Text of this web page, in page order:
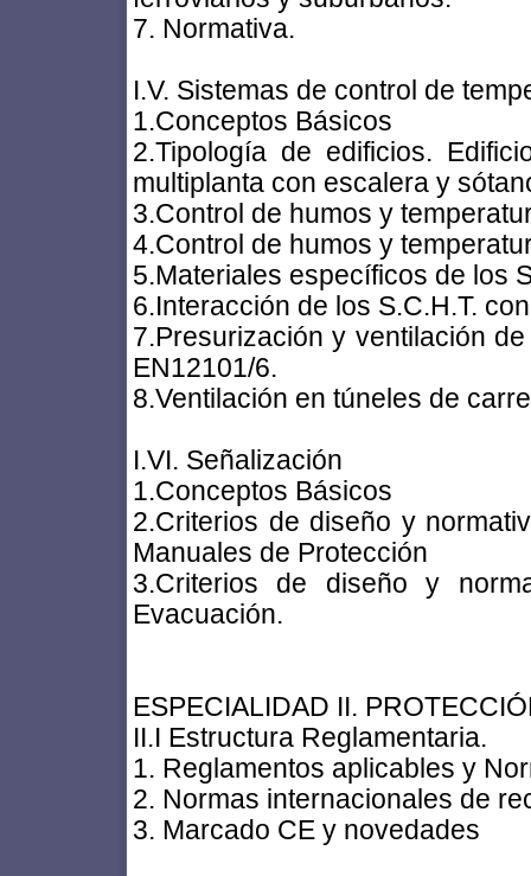
7. Normativa.
I.V. Sistemas de control de
1.Conceptos Básicos
2.Tipología de edificios.
multiplanta con escalera y
3.Control de humos y
4.Control de humos y
5.Materiales específicos de los
6.Interacción de los S.C.H.T.
7.Presurización y ventilación
EN12101/6.
8.Ventilación en túneles de
I.VI. Señalización
1.Conceptos Básicos
2.Criterios de diseño y
Manuales de Protección
3.Criterios de diseño y
Evacuación.
ESPECIALIDAD II.
II.I Estructura Reglamentaria.
1. Reglamentos aplicables y
2. Normas internacionales de
3. Marcado CE y novedades